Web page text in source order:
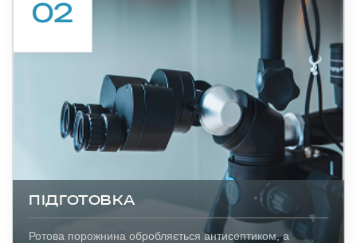
ПІДГОТОВКА
Ротова порожнина обробляється антисептиком, а